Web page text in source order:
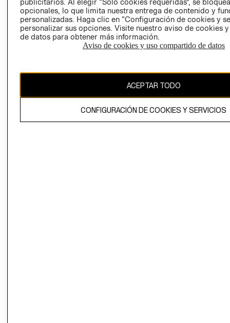
Chile ($)
El contenido de esta página web está protegido por copyright y es
propiedad de H&M Hennes & Mauritz AB.
publicitarios. Al elegir “Solo cookies requeridas”, se
opcionales, lo que limita nuestra entrega de contenido y
personalizadas. Haga clic en “Configuración de cookies y
personalizar sus opciones. Visite nuestro aviso de cookies
de datos para obtener más información.
Aviso de cookies y uso compartido de datos
ACEPTAR TODO
CONFIGURACIÓN DE COOKIES Y SERVICIOS